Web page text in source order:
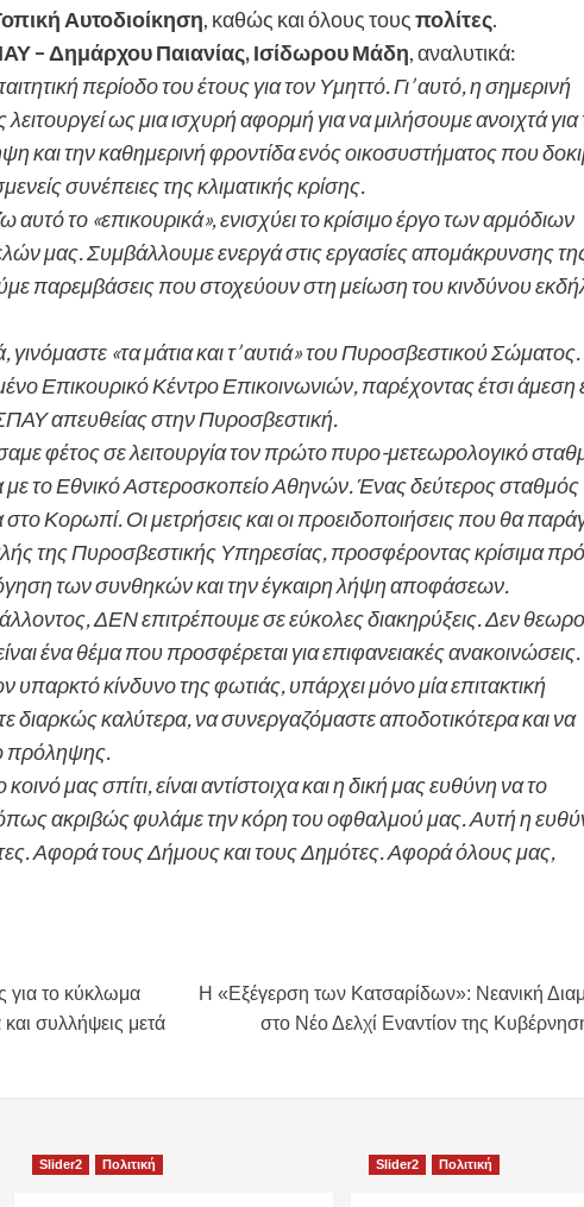
Αυτοδιοίκηση, καθώς και όλους τουςπολίτες.
– Δημάρχου Παιανίας, Ισίδωρου Μάδη, αναλυτικά:
περίοδο του έτους για τον Υμηττό. Γι’ αυτό, η σημερινή
ως μια ισχυρή αφορμή για να μιλήσουμε ανοιχτά για
και την καθημερινή φροντίδα ενός οικοσυστήματος που
συνέπειες της κλιματικής κρίσης.
αυτό το «επικουρικά», ενισχύει το κρίσιμο έργο των αρμόδιων
μας. Συμβάλλουμε ενεργά στις εργασίες απομάκρυνσης
παρεμβάσεις που στοχεύουν στη μείωση του κινδύνου
«τα μάτια και τ’ αυτιά» του Πυροσβεστικού Σώματος.
Επικουρικό Κέντρο Επικοινωνιών, παρέχοντας έτσι άμεση
απευθείας στην Πυροσβεστική.
φέτος σε λειτουργία τον πρώτο πυρο-μετεωρολογικό
το Εθνικό Αστεροσκοπείο Αθηνών. Ένας δεύτερος σταθμός
Κορωπί. Οι μετρήσεις και οι προειδοποιήσεις που θα
της Πυροσβεστικής Υπηρεσίας, προσφέροντας κρίσιμα
των συνθηκών και την έγκαιρη λήψη αποφάσεων.
ΔΕΝ επιτρέπουμε σε εύκολες διακηρύξεις. Δεν
ένα θέμα που προσφέρεται για επιφανειακές ανακοινώσεις.
υπαρκτό κίνδυνο της φωτιάς, υπάρχει μόνο μία επιτακτική
καλύτερα, να συνεργαζόμαστε αποδοτικότερα και να
πρόληψης.
μας σπίτι, είναι αντίστοιχα και η δική μας ευθύνη να το
ακριβώς φυλάμε την κόρη του οφθαλμού μας. Αυτή η
Αφορά τους Δήμους και τους Δημότες. Αφορά όλους μας,
για το κύκλωμα
συλλήψεις μετά
Η «Εξέγερση των Κατσαρίδων»: Νεανική
στο Νέο Δελχί Εναντίον της
Slider2 Πολιτική Slider2 Πολιτική